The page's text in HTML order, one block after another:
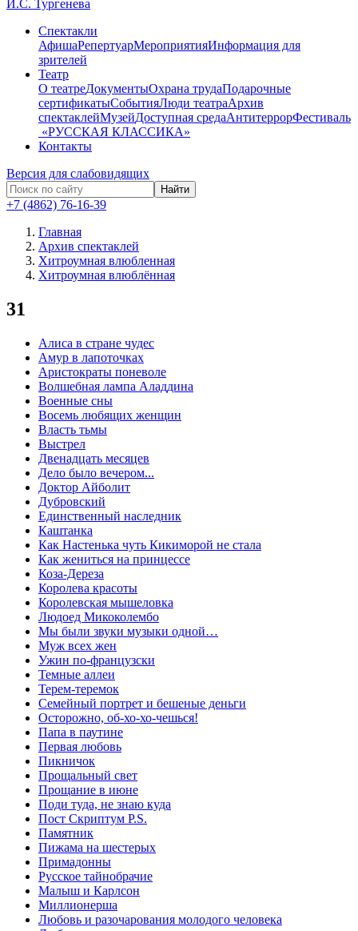
Спектакли
АфишаРепертуарМероприятияИнформация для
зрителей
Театр
О театреДокументыОхрана трудаПодарочные
сертификатыСобытияЛюди театраАрхив
спектаклейМузейДоступная средаАнтитеррорФестиваль
​ «РУССКАЯ КЛАССИКА»
Контакты
Версия для слабовидящих
Найти
+7 (4862) 76-16-39
Главная
Архив спектаклей
Хитроумная влюбленная
Хитроумная влюблённая
31
Алиса в стране чудес
Амур в лапоточках
Аристократы поневоле
Волшебная лампа Аладдина
Военные сны
Восемь любящих женщин
Власть тьмы
Выстрел
Двенадцать месяцев
Дело было вечером...
Доктор Айболит
Дубровский
Единственный наследник
Каштанка
Как Настенька чуть Кикиморой не стала
Как жениться на принцессе
Коза-Дереза
Королева красоты
Королевская мышеловка
Людоед Микоколембо
Мы были звуки музыки одной…
Муж всех жен
Ужин по-французски
Темные аллеи
Терем-теремок
Семейный портрет и бешеные деньги
Осторожно, об-хо-хо-чешься!
Папа в паутине
Первая любовь
Пикничок
Прощальный свет
Прощание в июне
Поди туда, не знаю куда
Пост Скриптум P.S.
Памятник
Пижама на шестерых
Примадонны
Русское тайнобрачие
Малыш и Карлсон
Миллионерша
Любовь и разочарования молодого человека